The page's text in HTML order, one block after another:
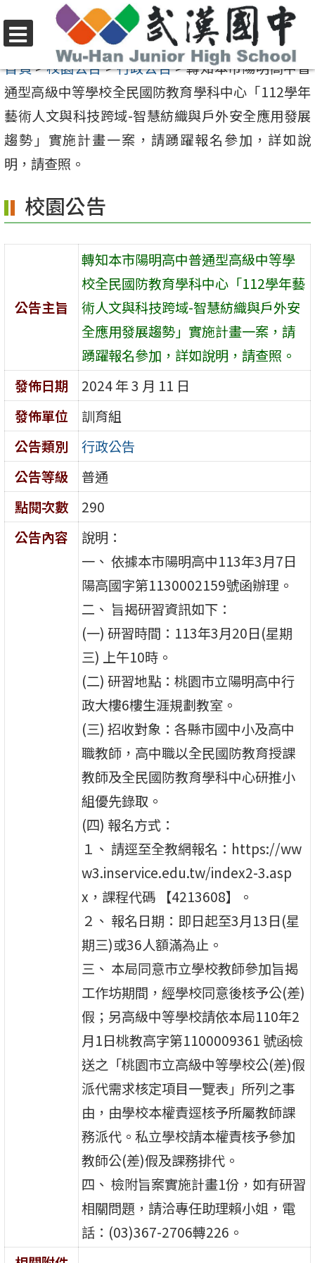
至
要
內
容
區
選
單
首頁>校園公告>行政公告>轉知本市陽明高中普
通型高級中等學校全民國防教育學科中心「112學年
藝術人文與科技跨域-智慧紡織與戶外安全應用發展
趨勢」實施計畫一案，請踴躍報名參加，詳如說
明，請查照。
校園公告
公告主旨
轉知本市陽明高中普通型高級中等學
校全民國防教育學科中心「112學年藝
術人文與科技跨域-智慧紡織與戶外安
全應用發展趨勢」實施計畫一案，請
踴躍報名參加，詳如說明，請查照。
發佈日期
2024 年 3 月 11 日
發佈單位
訓育組
公告類別
行政公告
公告等級
普通
點閱次數
290
公告內容
說明：
一、 依據本市陽明高中113年3月7日
陽高國字第1130002159號函辦理。
二、 旨揭研習資訊如下：
(一) 研習時間：113年3月20日(星期
三) 上午10時。
(二) 研習地點：桃園市立陽明高中行
政大樓6樓生涯規劃教室。
(三) 招收對象：各縣市國中小及高中
職教師，高中職以全民國防教育授課
教師及全民國防教育學科中心研推小
組優先錄取。
(四) 報名方式：
１、 請逕至全教網報名：https://ww
w3.inservice.edu.tw/index2-3.asp
x，課程代碼 【4213608】。
２、 報名日期：即日起至3月13日(星
期三)或36人額滿為止。
三、 本局同意市立學校教師參加旨揭
工作坊期間，經學校同意後核予公(差)
假；另高級中等學校請依本局110年2
月1日桃教高字第1100009361 號函檢
送之「桃園市立高級中等學校公(差)假
派代需求核定項目一覽表」所列之事
由，由學校本權責逕核予所屬教師課
務派代。私立學校請本權責核予參加
教師公(差)假及課務排代。
四、 檢附旨案實施計畫1份，如有研習
相關問題，請洽專任助理賴小姐，電
話：(03)367-2706轉226。